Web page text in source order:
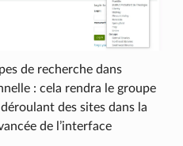
de recherche dans
: cela rendra le groupe
des sites dans la
de l’interface